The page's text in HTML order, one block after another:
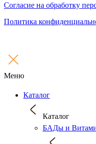
Согласие на обработку
Политика
Меню
Каталог
Каталог
БАДы и